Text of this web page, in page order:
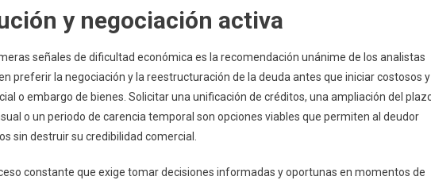
y negociación activa
señales de dificultad económica es la recomendación unánime de los analistas
preferir la negociación y la reestructuración de la deuda antes que iniciar costosos y
o embargo de bienes. Solicitar una unificación de créditos, una ampliación del
o un periodo de carencia temporal son opciones viables que permiten al deudor
sin destruir su credibilidad comercial.
constante que exige tomar decisiones informadas y oportunas en momentos de